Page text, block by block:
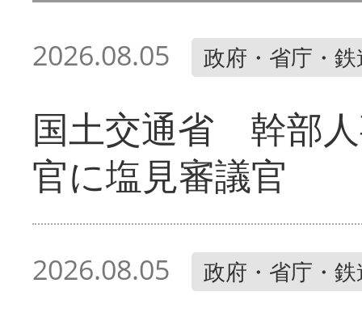
2026.08.05 政府・省庁・
国土交通省 幹部
官に塩見審議官
2026.08.05 政府・省庁・